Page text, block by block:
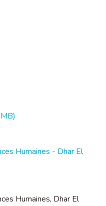
Humaines - Dhar El
Humaines, Dhar El